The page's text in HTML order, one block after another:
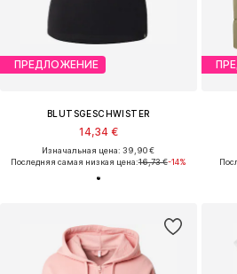
ПРЕДЛОЖЕНИЕ
BLUTSGESCHWISTER
14,34 €
Изначальная цена: 39,90 €
Последняя самая низкая цена:16,73 €-14%